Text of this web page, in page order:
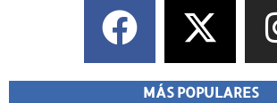
MÁS POPULARES